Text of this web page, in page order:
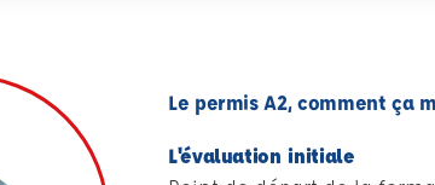
Le permis A2, comment ça
L'évaluation initiale